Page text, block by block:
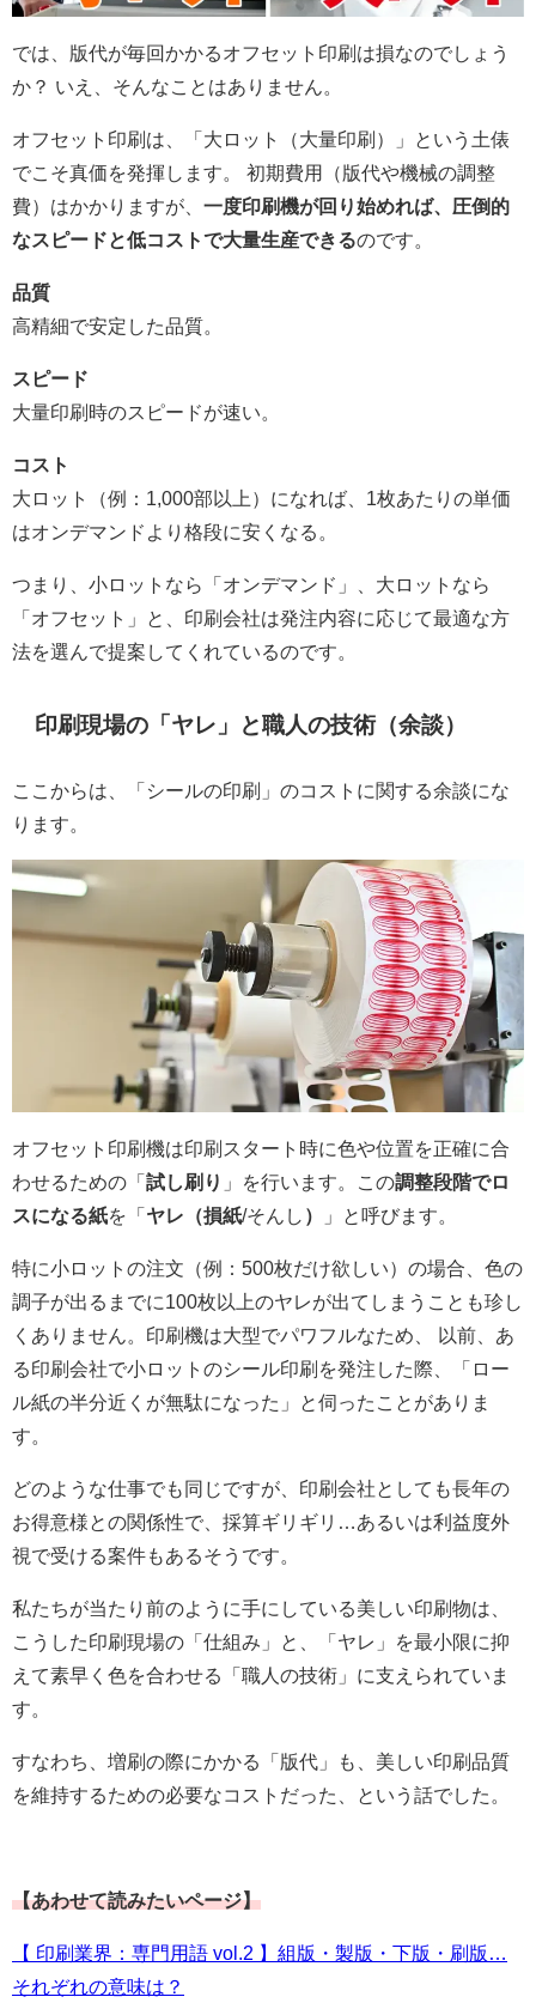
では、版代が毎回かかるオフセット印刷は損なのでしょう
か？ いえ、そんなことはありません。
オフセット印刷は、「大ロット（大量印刷）」という土俵
でこそ真価を発揮します。 初期費用（版代や機械の調整
費）はかかりますが、 一度印刷機が回り始めれば、圧倒的
なスピードと低コストで大量生産できるのです。
品質
高精細で安定した品質。
スピード
大量印刷時のスピードが速い。
コスト
大ロット（例：1,000部以上）になれば、1枚あたりの単価
はオンデマンドより格段に安くなる。
つまり、小ロットなら「オンデマンド」、大ロットなら
「オフセット」と、印刷会社は発注内容に応じて最適な方
法を選んで提案してくれているのです。
印刷現場の「ヤレ」と職人の技術（余談）
ここからは、「シールの印刷」のコストに関する余談にな
ります。
オフセット印刷機は印刷スタート時に色や位置を正確に合
わせるための「 試し刷り 」を行います。この調整段階でロ
スになる紙を「 ヤレ（損紙/そんし ） 」と呼びます。
特に小ロットの注文（例：500枚だけ欲しい）の場合、色の
調子が出るまでに100枚以上のヤレが出てしまうことも珍し
くありません。印刷機は大型でパワフルなため、 以前、あ
る印刷会社で小ロットのシール印刷を発注した際、「ロー
ル紙の半分近くが無駄になった」と伺ったことがありま
す。
どのような仕事でも同じですが、印刷会社としても長年の
お得意様との関係性で、採算ギリギリ…あるいは利益度外
視で受ける案件もあるそうです。
私たちが当たり前のように手にしている美しい印刷物は、
こうした印刷現場の「仕組み」と、「ヤレ」を最小限に抑
えて素早く色を合わせる「職人の技術」に支えられていま
す。
すなわち、増刷の際にかかる「版代」も、美しい印刷品質
を維持するための必要なコストだった、という話でした。
【あわせて読みたいページ】
【 印刷業界：専門用語 vol.2 】組版・製版・下版・刷版…
それぞれの意味は？